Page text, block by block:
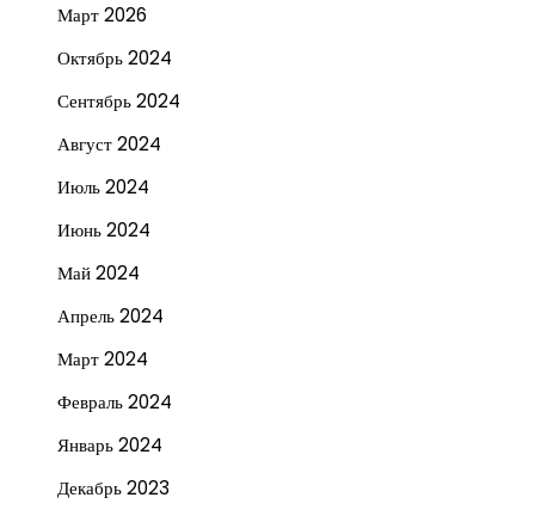
Март 2026
Октябрь 2024
Сентябрь 2024
Август 2024
Июль 2024
Июнь 2024
Май 2024
Апрель 2024
Март 2024
Февраль 2024
Январь 2024
Декабрь 2023